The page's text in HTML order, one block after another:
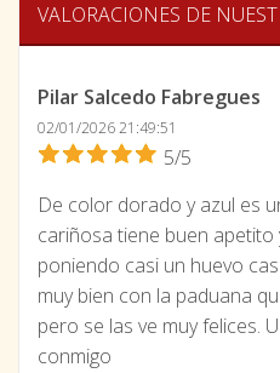
VALORACIONES DE
Pilar Salcedo Fabregues
02/01/2026 21:49:51
5/5
De color dorado y azul es
cariñosa tiene buen apetito
poniendo casi un huevo
muy bien con la paduana
pero se las ve muy felices.
conmigo